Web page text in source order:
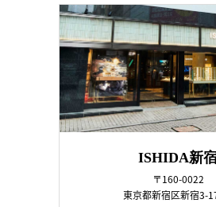
ISHIDA新
〒160-0022
東京都新宿区新宿3-